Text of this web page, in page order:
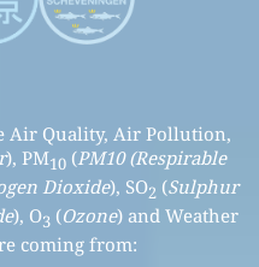
Air Quality, Air Pollution,
), PM10(PM10 (Respirable
Dioxide), SO2 (Sulphur
), O3 (Ozone) and Weather
coming from: